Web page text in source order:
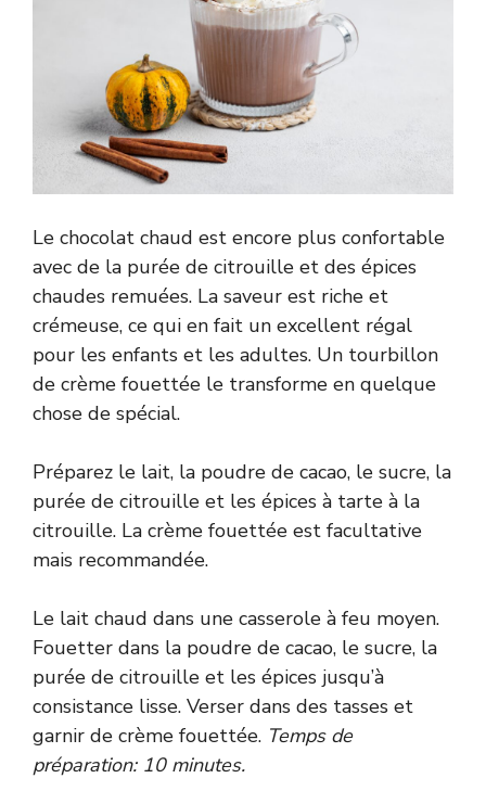
Le chocolat chaud est encore plus confortable
avec de la purée de citrouille et des épices
chaudes remuées. La saveur est riche et
crémeuse, ce qui en fait un excellent régal
pour les enfants et les adultes. Un tourbillon
de crème fouettée le transforme en quelque
chose de spécial.
Préparez le lait, la poudre de cacao, le sucre, la
purée de citrouille et les épices à tarte à la
citrouille. La crème fouettée est facultative
mais recommandée.
Le lait chaud dans une casserole à feu moyen.
Fouetter dans la poudre de cacao, le sucre, la
purée de citrouille et les épices jusqu’à
consistance lisse. Verser dans des tasses et
garnir de crème fouettée. Temps de
préparation: 10 minutes.